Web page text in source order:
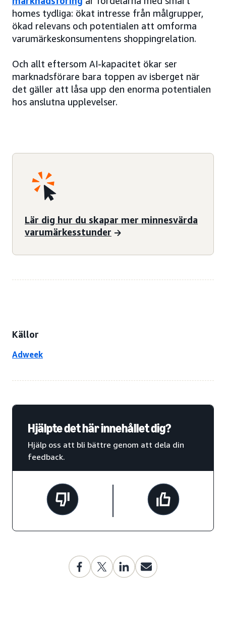
homes tydliga: ökat intresse från målgrupper,
ökad relevans och potentialen att omforma
varumärkeskonsumentens shoppingrelation.
Och allt eftersom AI-kapacitet ökar ser
marknadsförare bara toppen av isberget när
det gäller att låsa upp den enorma potentialen
hos anslutna upplevelser.
Lär dig hur du skapar mer minnesvärda
varumärkesstunder
Källor
Adweek
Hjälpte det här innehållet dig?
Hjälp oss att bli bättre genom att dela din
feedback.